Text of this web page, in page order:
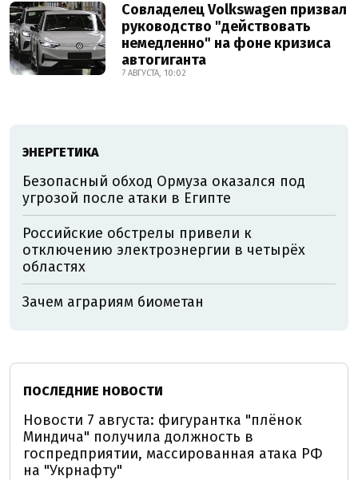
Совладелец Volkswagen призвал
руководство "действовать
немедленно" на фоне кризиса
автогиганта
7 АВГУСТА, 10:02
ЭНЕРГЕТИКА
Безопасный обход Ормуза оказался под
угрозой после атаки в Египте
Российские обстрелы привели к
отключению электроэнергии в четырёх
областях
Зачем аграриям биометан
ПОСЛЕДНИЕ НОВОСТИ
Новости 7 августа: фигурантка "плёнок
Миндича" получила должность в
госпредприятии, массированная атака РФ
на "Укрнафту"